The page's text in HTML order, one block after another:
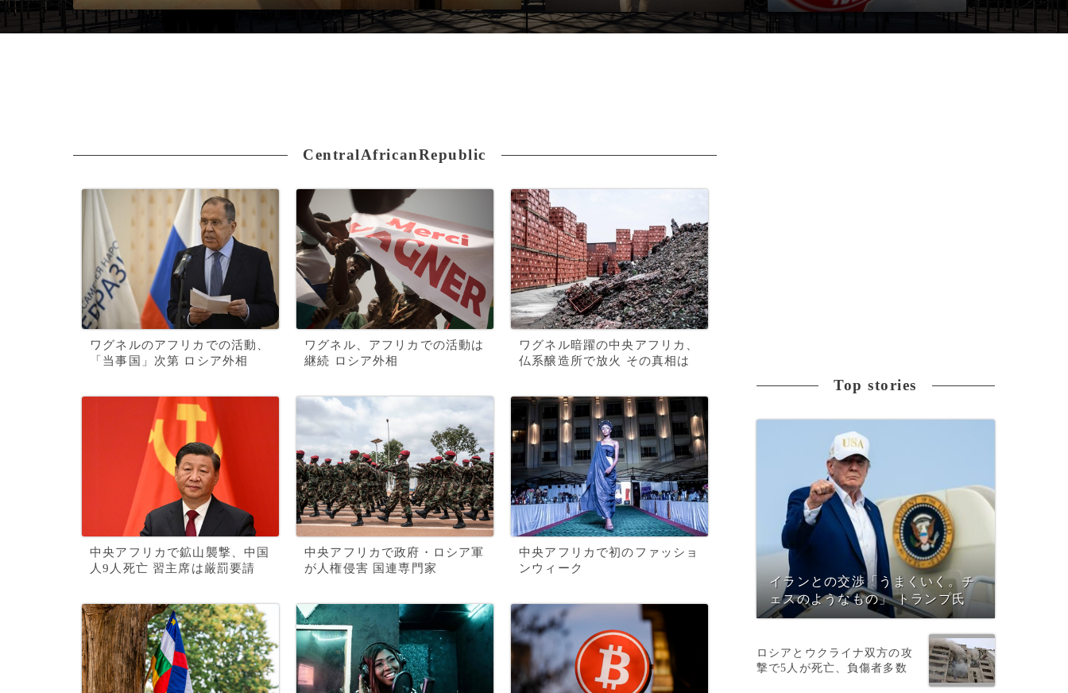
CentralAfricanRepublic
ワグネルのアフリカでの活動、
「当事国」次第 ロシア外相
ワグネル、アフリカでの活動は
継続 ロシア外相
ワグネル暗躍の中央アフリカ、
仏系醸造所で放火 その真相は
中央アフリカで鉱山襲撃、中国
人9人死亡 習主席は厳罰要請
中央アフリカで政府・ロシア軍
が人権侵害 国連専門家
中央アフリカで初のファッショ
ンウィーク
Top stories
イランとの交渉「うまくいく。チ
ェスのようなもの」 トランプ氏
ロシアとウクライナ双方の攻
撃で5人が死亡、負傷者多数